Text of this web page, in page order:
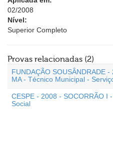
02/2008
Nível:
Superior Completo
Provas relacionadas (2)
FUNDAÇÃO SOUSÂNDRADE
MA - Técnico Municipal -
CESPE - 2008 - SOCORRÃO I
Social